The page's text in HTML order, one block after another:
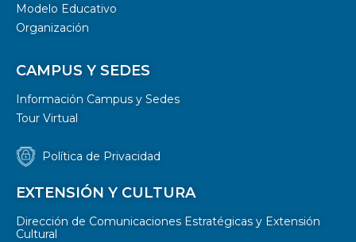
Modelo Educativo
Organización
CAMPUS Y SEDES
Información Campus y Sedes
Tour Virtual
Política de Privacidad
EXTENSIÓN Y CULTURA
Dirección de Comunicaciones Estratégicas y Extensión
Cultural